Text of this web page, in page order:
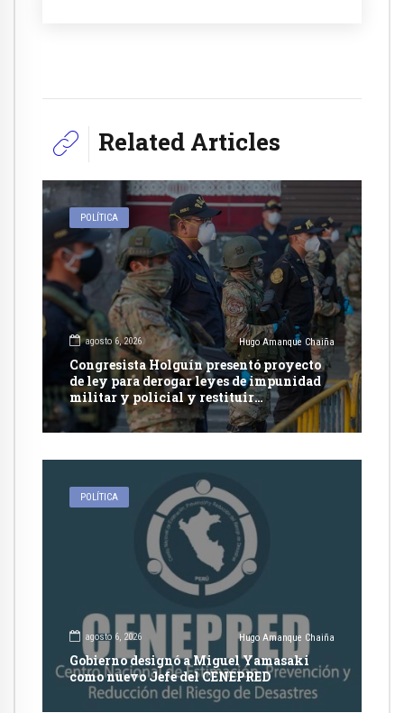
Related Articles
POLÍTICA
agosto 6, 2026 Hugo Amanque Chaiña
Congresista Holguín presentó proyecto
de ley para derogar leyes de impunidad
militar y policial y restituir
competencia de justicia ordinaria
POLÍTICA
agosto 6, 2026 Hugo Amanque Chaiña
Gobierno designó a Miguel Yamasaki
como nuevo Jefe del CENEPRED